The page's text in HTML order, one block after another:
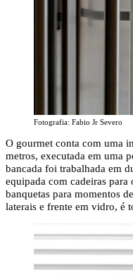
Fotografia: Fabio Jr Severo
O gourmet conta com uma
metros, executada em uma
bancada foi trabalhada em
equipada com cadeiras
banquetas para momentos
laterais e frente em vidro, é